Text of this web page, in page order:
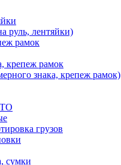
руль, лентяйки)
рамок
крепеж рамок
знака, крепеж рамок)
ТО
грузов
сумки